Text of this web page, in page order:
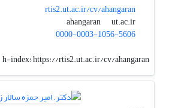
rtis2.ut.ac.ir/cv/ahangaran
ahangaran
ut.ac.ir
0000-0003-1056-5606
h-index:https://rtis2.ut.ac.ir/cv/ahangaran